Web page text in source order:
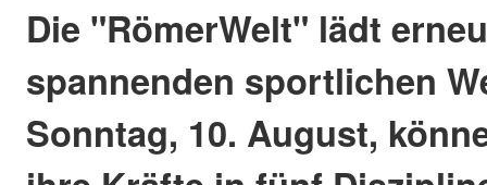
Die "RömerWelt" lädt
spannenden sportlichen
Sonntag, 10. August,